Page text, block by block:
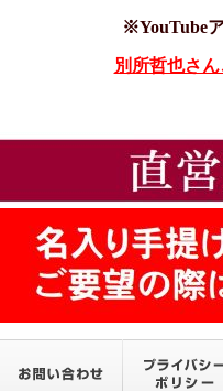
※YouTube
別所哲也さん